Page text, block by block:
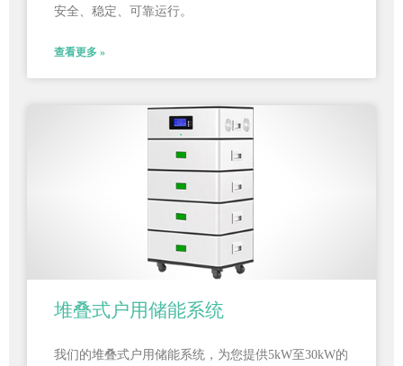
安全、稳定、可靠运行。
查看更多 »
堆叠式户用储能系统
我们的堆叠式户用储能系统，为您提供5kW至30kW的